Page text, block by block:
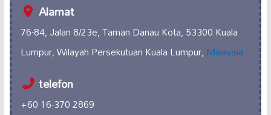
Alamat
76-84, Jalan 8/23e, Taman Danau Kota, 53300 Kuala
Lumpur, Wilayah Persekutuan Kuala Lumpur,Malaysia
telefon
+60 16-370 2869